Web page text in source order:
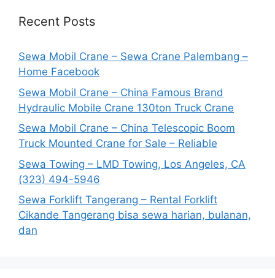
Recent Posts
Sewa Mobil Crane – Sewa Crane Palembang –
Home Facebook
Sewa Mobil Crane – China Famous Brand
Hydraulic Mobile Crane 130ton Truck Crane
Sewa Mobil Crane – China Telescopic Boom
Truck Mounted Crane for Sale – Reliable
Sewa Towing – LMD Towing, Los Angeles, CA
(323) 494-5946
Sewa Forklift Tangerang – Rental Forklift
Cikande Tangerang bisa sewa harian, bulanan,
dan